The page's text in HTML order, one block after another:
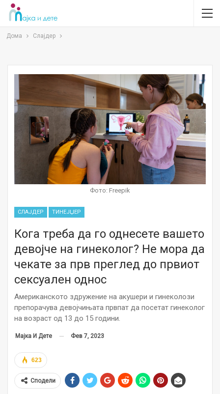
Дома Слајдер
Фото: Freepik
СЛАЈДЕР ТИНЕЈЏЕР
Кога треба да го однесете вашето
девојче на гинеколог? Не мора да
чекате за прв преглед до првиот
сексуален однос
Американското здружение на акушери и гинеколози
препорачува девојчињата првпат да посетат гинеколог
на возраст од 13 до 15 години.
Мајка И Дете Фев 7, 2023
623
Сподели